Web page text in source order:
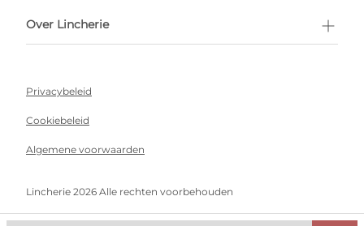
Over Lincherie
Privacybeleid
Cookiebeleid
Algemene voorwaarden
Lincherie 2026 Alle rechten voorbehouden